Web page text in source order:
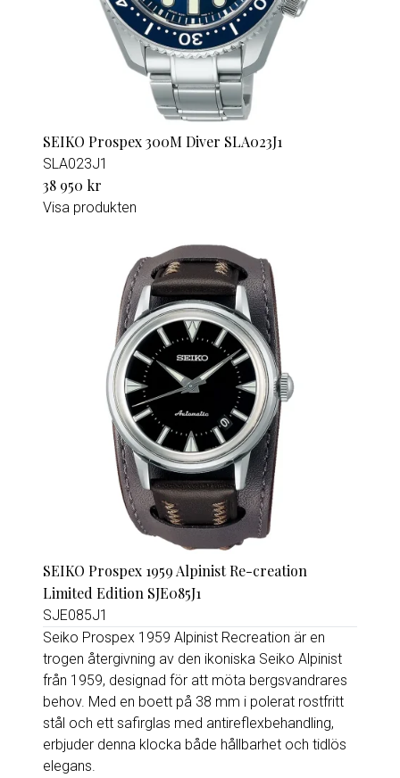
SEIKO Prospex 300M Diver SLA023J1
SLA023J1
38 950 kr
Visa produkten
SEIKO Prospex 1959 Alpinist Re-creation
Limited Edition SJE085J1
SJE085J1
Seiko Prospex 1959 Alpinist Recreation är en
trogen återgivning av den ikoniska Seiko Alpinist
från 1959, designad för att möta bergsvandrares
behov. Med en boett på 38 mm i polerat rostfritt
stål och ett safirglas med antireflexbehandling,
erbjuder denna klocka både hållbarhet och tidlös
elegans.